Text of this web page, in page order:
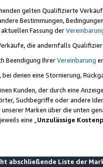
gelten Qualifizierte
Bestimmungen,
Fassung der
die andernfalls
Beendigung IhrerVereinbarung
denen eine Stornierung,
Kunden, der durch eine
Suchbegriffe oder andere
Marken über die unten
eine „ Unzulässige
abschließende Liste der